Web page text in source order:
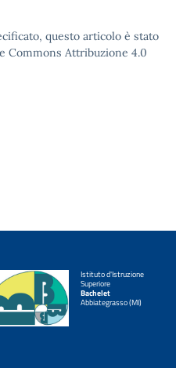
questo articolo è stato
Commons Attribuzione 4.0
Istituto d'Istruzione
Superiore
Bachelet
Abbiategrasso (MI)